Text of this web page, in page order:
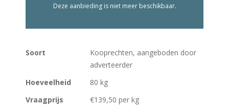
Soort
Kooprechten, aangeboden door
adverteerder
Hoeveelheid
80 kg
Vraagprijs
€139,50 per kg
Deze aanbieding is niet meer beschikbaar.